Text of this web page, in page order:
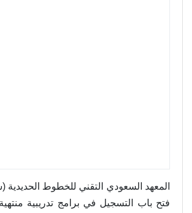
المعهد السعودي التقني للخطوط
فتح باب التسجيل في برامج تدريبية